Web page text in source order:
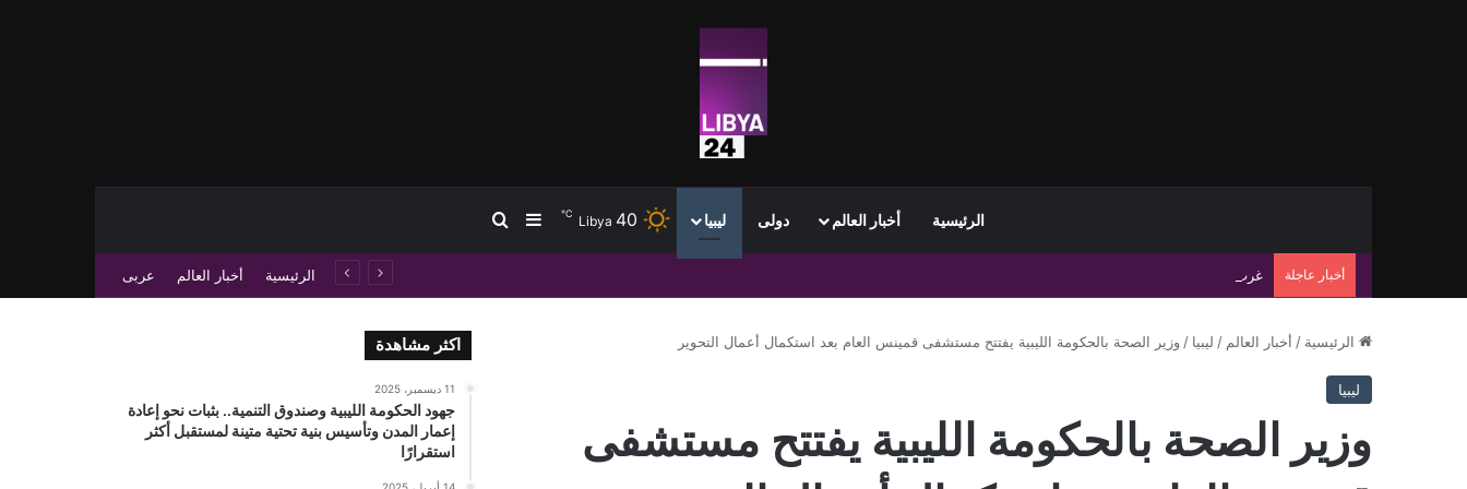
الرئيسية أخبار العالم دولى ليبيا Libya 40
℃ إضافة عمود جانبي
بحث عن
أخبار عاجلة غرب ليبيا أمام تحديات سكانية وأمنية متصاعدة الرئيسية أخبار العالم عربى
الرئيسية / أخبار العالم / ليبيا / وزير الصحة بالحكومة الليبية يفتتح مستشفى قمينس العام بعد استكمال أعمال التحوير
ليبيا
وزير الصحة بالحكومة الليبية يفتتح مستشفى
اكثر مشاهدة
11 ديسمبر، 2025
جهود الحكومة الليبية وصندوق التنمية.. بثبات نحو إعادة
إعمار المدن وتأسيس بنية تحتية متينة لمستقبل أكثر
استقرارًا